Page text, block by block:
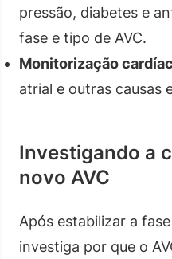
pressão, diabetes e
fase e tipo de AVC.
Monitorização
atrial e outras causas
Investigando a
novo AVC
Após estabilizar a
investiga por que o